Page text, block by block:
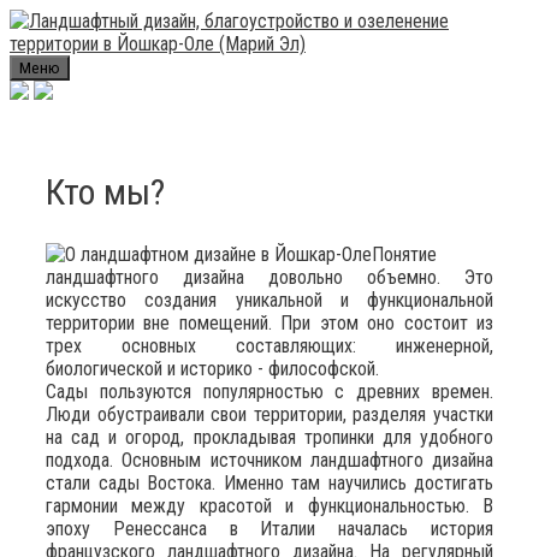
Skip
to
content
Меню
Кто мы?
Понятие
ландшафтного дизайна довольно объемно. Это
искусство создания уникальной и функциональной
территории вне помещений. При этом оно состоит из
трех основных составляющих: инженерной,
биологической и историко - философской.
Сады пользуются популярностью с древних времен.
Люди обустраивали свои территории, разделяя участки
на сад и огород, прокладывая тропинки для удобного
подхода. Основным источником ландшафтного дизайна
стали сады Востока. Именно там научились достигать
гармонии между красотой и функциональностью. В
эпоху Ренессанса в Италии началась история
французского ландшафтного дизайна. На регулярный